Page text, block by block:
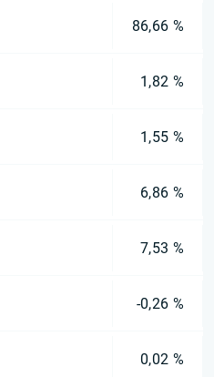
86,66 %
1,82 %
1,55 %
6,86 %
7,53 %
-0,26 %
0,02 %